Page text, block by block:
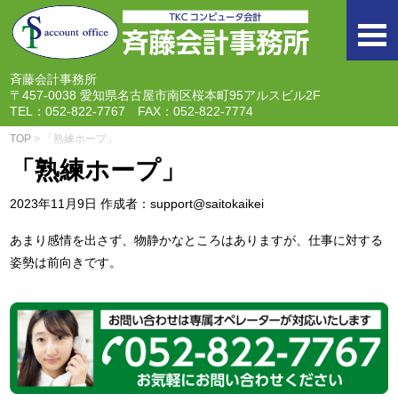
斉藤会計事務所
〒457-0038 愛知県名古屋市南区桜本町95アルスビル2F
TEL：052-822-7767 FAX：052-822-7774
TOP > 「熟練ホープ」
「熟練ホープ」
2023年11月9日作成者：support@saitokaikei
あまり感情を出さず、物静かなところはありますが、仕事に対する
姿勢は前向きです。